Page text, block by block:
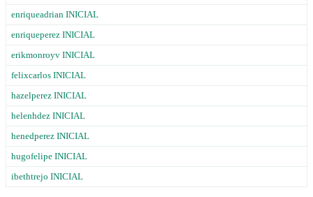
enriqueadrian INICIAL
enriqueperez INICIAL
erikmonroyv INICIAL
felixcarlos INICIAL
hazelperez INICIAL
helenhdez INICIAL
henedperez INICIAL
hugofelipe INICIAL
ibethtrejo INICIAL